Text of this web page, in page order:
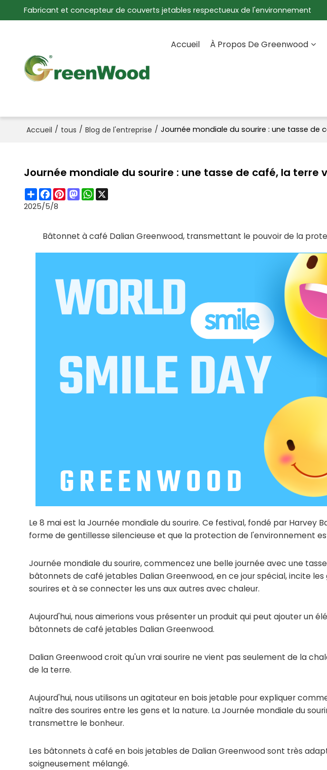
Fabricant et concepteur de couverts jetables respectueux de l'environnement
Accueil À Propos De Greenwood
Accueil / tous / Blog de l'entreprise / Journée mondiale du sourire : une tasse de
Journée mondiale du sourire : une tasse de café, la terre
ShareFacebook
Pinterest
Mastodon
WhatsApp
X
2025/5/8
Bâtonnet à café Dalian Greenwood, transmettant le pouvoir de la
Le 8 mai est la Journée mondiale du sourire. Ce festival, fondé par Harvey
forme de gentillesse silencieuse et que la protection de l'environnement
Journée mondiale du sourire, commencez une belle journée avec une
bâtonnets de café jetables Dalian Greenwood, en ce jour spécial, incite
sourires et à se connecter les uns aux autres avec chaleur.
Aujourd'hui, nous aimerions vous présenter un produit qui peut ajouter un
bâtonnets de café jetables Dalian Greenwood.
Dalian Greenwood croit qu'un vrai sourire ne vient pas seulement de la
de la terre.
Aujourd'hui, nous utilisons un agitateur en bois jetable pour expliquer
naître des sourires entre les gens et la nature. La Journée mondiale du
transmettre le bonheur.
Les bâtonnets à café en bois jetables de Dalian Greenwood sont très
soigneusement mélangé.